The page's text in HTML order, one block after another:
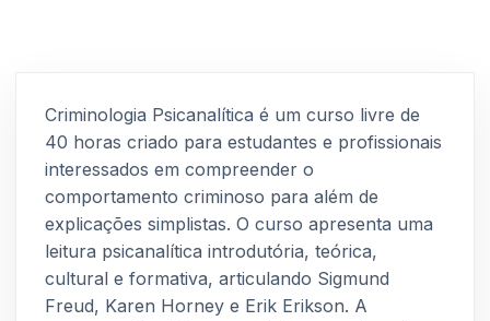
Criminologia Psicanalítica é um curso livre de
40 horas criado para estudantes e profissionais
interessados em compreender o
comportamento criminoso para além de
explicações simplistas. O curso apresenta uma
leitura psicanalítica introdutória, teórica,
cultural e formativa, articulando Sigmund
Freud, Karen Horney e Erik Erikson. A